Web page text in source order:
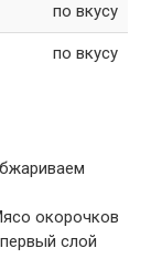
по вкусу
по вкусу
окорочков
слой